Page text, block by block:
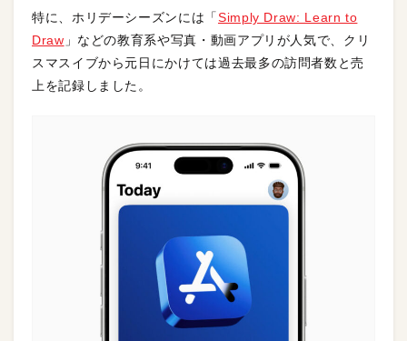
特に、ホリデーシーズンには「Simply Draw: Learn to
Draw 」などの教育系や写真・動画アプリが人気で、クリ
スマスイブから元日にかけては過去最多の訪問者数と売
上を記録しました。